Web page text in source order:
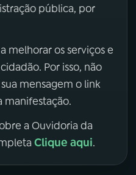
pública, por
melhorar os serviços e
Por isso, não
mensagem o link
manifestação.
a Ouvidoria da
Clique aqui.